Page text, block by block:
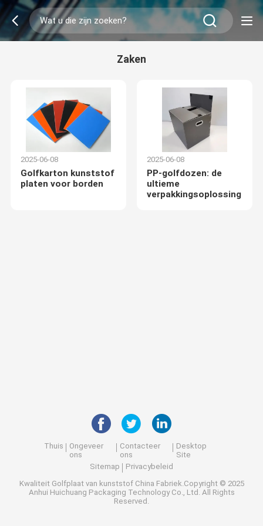
Zaken
2025-06-08
Golfkarton kunststof
platen voor borden
2025-06-08
PP-golfdozen: de
ultieme
verpakkingsoplossing
Thuis
Ongeveer
ons
Contacteer
ons
Desktop
Site
Sitemap
Privacybeleid
Kwaliteit Golfplaat van kunststofChina Fabriek.Copyright © 2025
Anhui Huichuang Packaging Technology Co., Ltd. All Rights
Reserved.